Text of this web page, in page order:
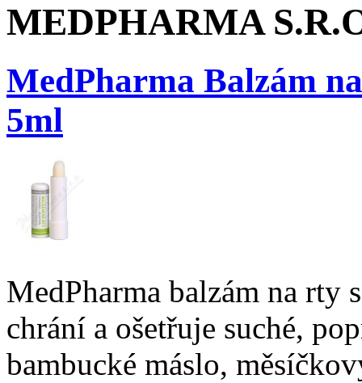
MEDPHARMA
MedPharma Balzám
5ml
MedPharma balzám na rty
chrání a ošetřuje suché,
bambucké máslo,